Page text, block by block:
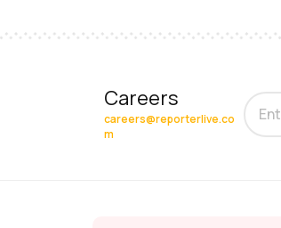
Careers
careers@reporterlive.co
m